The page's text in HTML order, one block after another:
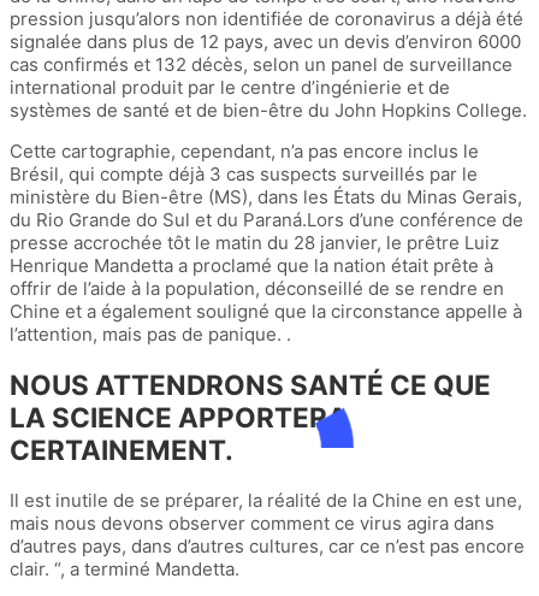
pression jusqu’alors non identifiée de coronavirus a déjà été
signalée dans plus de 12 pays, avec un devis d’environ 6000
cas confirmés et 132 décès, selon un panel de surveillance
international produit par le centre d’ingénierie et de
systèmes de santé et de bien-être du John Hopkins College.
Cette cartographie, cependant, n’a pas encore inclus le
Brésil, qui compte déjà 3 cas suspects surveillés par le
ministère du Bien-être (MS), dans les États du Minas Gerais,
du Rio Grande do Sul et du Paraná.Lors d’une conférence de
presse accrochée tôt le matin du 28 janvier, le prêtre Luiz
Henrique Mandetta a proclamé que la nation était prête à
offrir de l’aide à la population, déconseillé de se rendre en
Chine et a également souligné que la circonstance appelle à
l’attention, mais pas de panique. .
NOUS ATTENDRONS SANTÉ CE QUE
LA SCIENCE APPORTERA
CERTAINEMENT.
Il est inutile de se préparer, la réalité de la Chine en est une,
mais nous devons observer comment ce virus agira dans
d’autres pays, dans d’autres cultures, car ce n’est pas encore
clair. “, a terminé Mandetta.